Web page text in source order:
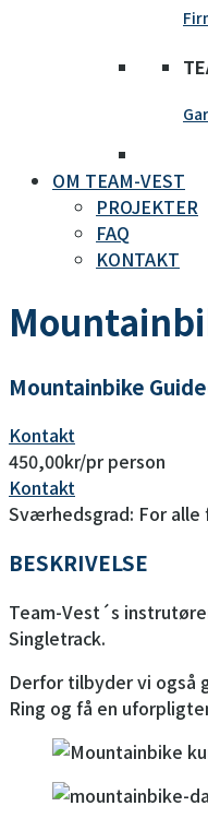
OM TEAM-VEST
PROJEKTER
FAQ
KONTAKT
Mountainbike
Kontakt
450,00kr/pr person
Kontakt
Sværhedsgrad: For alle
BESKRIVELSE
Team-Vest´s
Singletrack.
Derfor tilbyder vi også
Ring og få en